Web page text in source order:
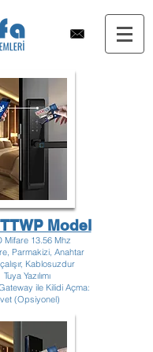
Model
Mifare 13.56 Mhz
Parmakizi, Anahtar
Kablosuzdur
Tuya Yazılımı
ile Kilidi Açma:
(Opsiyonel)